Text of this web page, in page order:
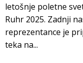
letošnje poletne
Ruhr 2025. Zadnji
reprezentance je
teka na...